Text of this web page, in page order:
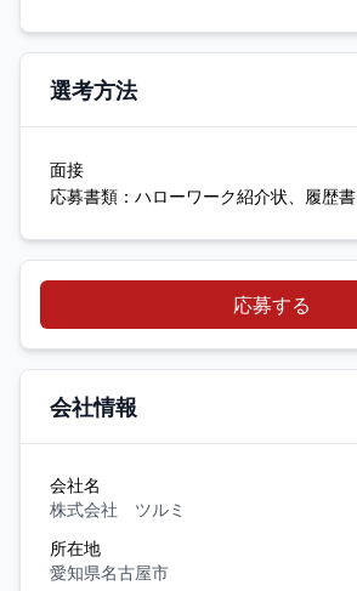
選考方法
面接
応募書類：ハローワーク紹介状、履歴書
応募する
会社情報
会社名
株式会社 ツルミ
所在地
愛知県名古屋市